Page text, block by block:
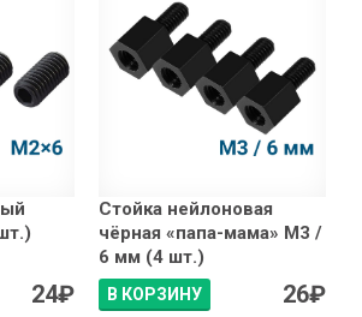
24₽
Стойка нейлоновая
чёрная «папа-мама» М3 /
6 мм (4 шт.)
В КОРЗИНУ 26₽